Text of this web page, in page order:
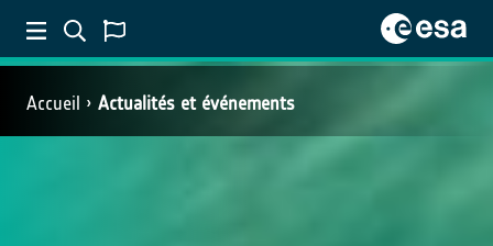
Accueil Actualités et événements